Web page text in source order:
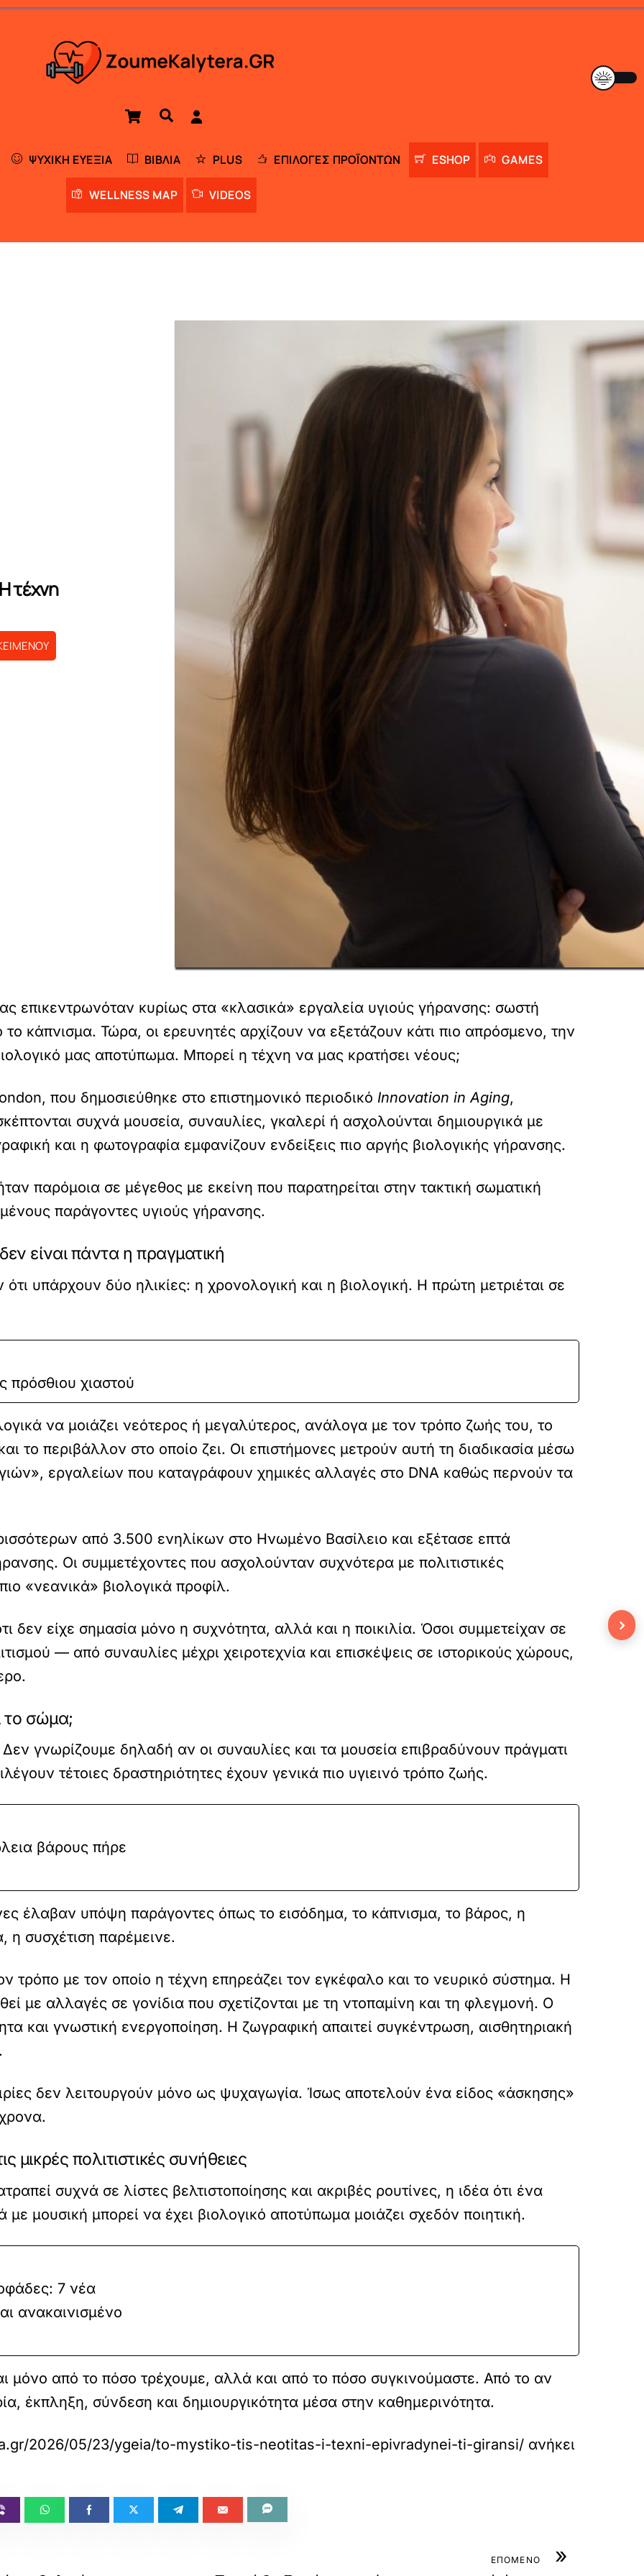
Cart Αναζήτηση
ΨΥΧΙΚΉ ΕΥΕΞΊΑ ΒΙΒΛΊΑ PLUS ΕΠΙΛΟΓΈΣ ΠΡΟΪΌΝΤΩΝ ESHOP GAMES
WELLNESS MAP VIDEOS
τέχνη
επικεντρωνόταν κυρίως στα «κλασικά» εργαλεία υγιούς γήρανσης: σωστή
κάπνισμα. Τώρα, οι ερευνητές αρχίζουν να εξετάζουν κάτι πιο απρόσμενο, την
μας αποτύπωμα. Μπορεί η τέχνη να μας κρατήσει νέους;
που δημοσιεύθηκε στο επιστημονικό περιοδικό Innovation in Aging,
συχνά μουσεία, συναυλίες, γκαλερί ή ασχολούνται δημιουργικά με
και η φωτογραφία εμφανίζουν ενδείξεις πιο αργής βιολογικής γήρανσης.
παρόμοια σε μέγεθος με εκείνη που παρατηρείται στην τακτική σωματική
παράγοντες υγιούς γήρανσης.
είναι πάντα η πραγματική
υπάρχουν δύο ηλικίες: η χρονολογική και η βιολογική. Η πρώτη μετριέται σε
πρόσθιου χιαστού
να μοιάζει νεότερος ή μεγαλύτερος, ανάλογα με τον τρόπο ζωής του, το
το περιβάλλον στο οποίο ζει. Οι επιστήμονες μετρούν αυτή τη διαδικασία μέσω
εργαλείων που καταγράφουν χημικές αλλαγές στο DNA καθώς περνούν τα
από 3.500 ενηλίκων στο Ηνωμένο Βασίλειο και εξέτασε επτά
Οι συμμετέχοντες που ασχολούνταν συχνότερα με πολιτιστικές
«νεανικά» βιολογικά προφίλ.
δεν είχε σημασία μόνο η συχνότητα, αλλά και η ποικιλία. Όσοι συμμετείχαν σε
— από συναυλίες μέχρι χειροτεχνία και επισκέψεις σε ιστορικούς χώρους,
το σώμα;
Δεν γνωρίζουμε δηλαδή αν οι συναυλίες και τα μουσεία επιβραδύνουν πράγματι
τέτοιες δραστηριότητες έχουν γενικά πιο υγιεινό τρόπο ζωής.
βάρους πήρε
έλαβαν υπόψη παράγοντες όπως το εισόδημα, το κάπνισμα, το βάρος, η
συσχέτιση παρέμεινε.
τρόπο με τον οποίο η τέχνη επηρεάζει τον εγκέφαλο και το νευρικό σύστημα. Η
με αλλαγές σε γονίδια που σχετίζονται με τη ντοπαμίνη και τη φλεγμονή. Ο
και γνωστική ενεργοποίηση. Η ζωγραφική απαιτεί συγκέντρωση, αισθητηριακή
δεν λειτουργούν μόνο ως ψυχαγωγία. Ίσως αποτελούν ένα είδος «άσκησης»
μικρές πολιτιστικές συνήθειες
συχνά σε λίστες βελτιστοποίησης και ακριβές ρουτίνες, η ιδέα ότι ένα
μουσική μπορεί να έχει βιολογικό αποτύπωμα μοιάζει σχεδόν ποιητική.
7 νέα
ανακαινισμένο
μόνο από το πόσο τρέχουμε, αλλά και από το πόσο συγκινούμαστε. Από το αν
έκπληξη, σύνδεση και δημιουργικότητα μέσα στην καθημερινότητα.
2026/05/23/ygeia/to-mystiko-tis-neotitas-i-texni-epivradynei-ti-giransi/ ανήκει
»
ΕΠΟΜΕΝΟ
›